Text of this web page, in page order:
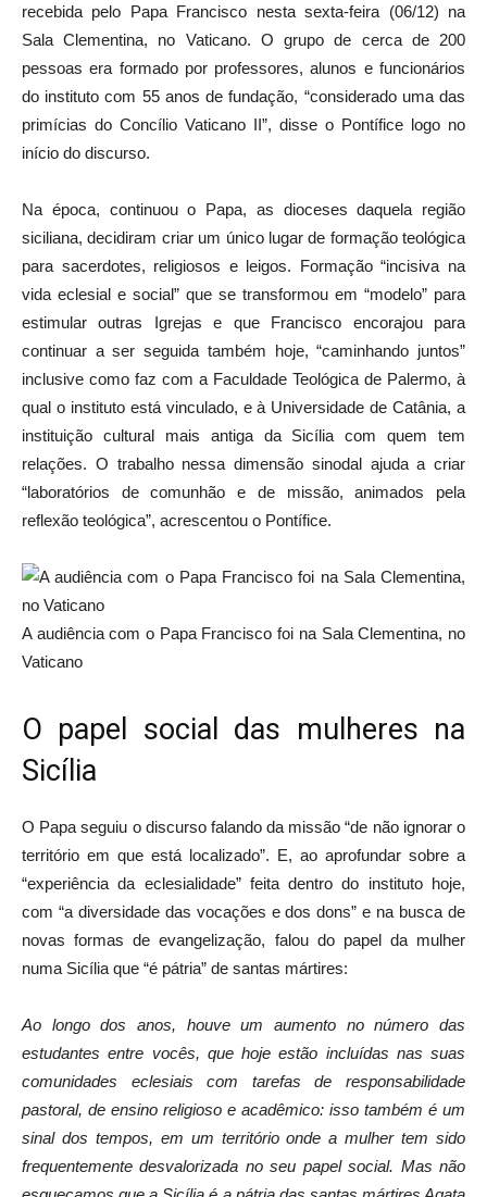
recebida pelo Papa Francisco nesta sexta-feira (06/12) na
Sala Clementina, no Vaticano. O grupo de cerca de 200
pessoas era formado por professores, alunos e funcionários
do instituto com 55 anos de fundação, “considerado uma das
primícias do Concílio Vaticano II”, disse o Pontífice logo no
início do discurso.
Na época, continuou o Papa, as dioceses daquela região
siciliana, decidiram criar um único lugar de formação teológica
para sacerdotes, religiosos e leigos. Formação “incisiva na
vida eclesial e social” que se transformou em “modelo” para
estimular outras Igrejas e que Francisco encorajou para
continuar a ser seguida também hoje, “caminhando juntos”
inclusive como faz com a Faculdade Teológica de Palermo, à
qual o instituto está vinculado, e à Universidade de Catânia, a
instituição cultural mais antiga da Sicília com quem tem
relações. O trabalho nessa dimensão sinodal ajuda a criar
“laboratórios de comunhão e de missão, animados pela
reflexão teológica”, acrescentou o Pontífice.
A audiência com o Papa Francisco foi na Sala Clementina, no
Vaticano
O papel social das mulheres na
Sicília
O Papa seguiu o discurso falando da missão “de não ignorar o
território em que está localizado”. E, ao aprofundar sobre a
“experiência da eclesialidade” feita dentro do instituto hoje,
com “a diversidade das vocações e dos dons” e na busca de
novas formas de evangelização, falou do papel da mulher
numa Sicília que “é pátria” de santas mártires:
Ao longo dos anos, houve um aumento no número das
estudantes entre vocês, que hoje estão incluídas nas suas
comunidades eclesiais com tarefas de responsabilidade
pastoral, de ensino religioso e acadêmico: isso também é um
sinal dos tempos, em um território onde a mulher tem sido
frequentemente desvalorizada no seu papel social. Mas não